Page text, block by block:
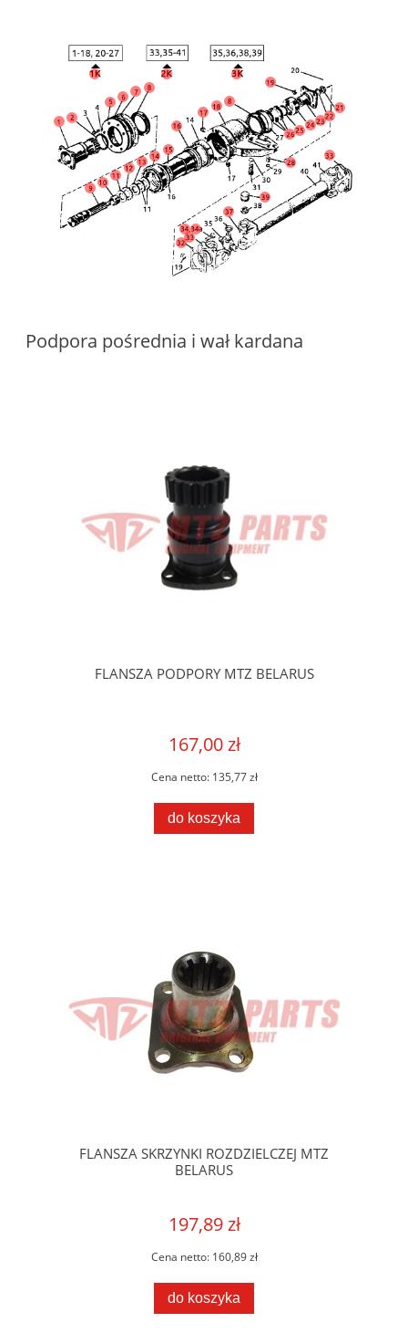
Podpora pośrednia i wał kardana
FLANSZA PODPORY MTZ BELARUS
167,00 zł
Cena netto: 135,77 zł
do koszyka
FLANSZA SKRZYNKI ROZDZIELCZEJ MTZ
BELARUS
197,89 zł
Cena netto: 160,89 zł
do koszyka